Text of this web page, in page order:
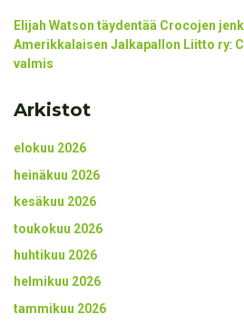
Elijah Watson täydentää Crocojen
Amerikkalaisen Jalkapallon Liitto ry:
valmis
Arkistot
elokuu 2026
heinäkuu 2026
kesäkuu 2026
toukokuu 2026
huhtikuu 2026
helmikuu 2026
tammikuu 2026